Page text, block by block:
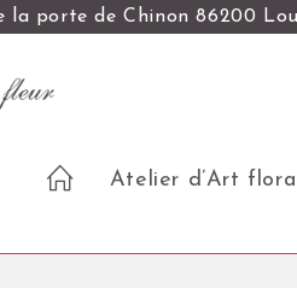
la porte de Chinon 86200
Atelier d’Art